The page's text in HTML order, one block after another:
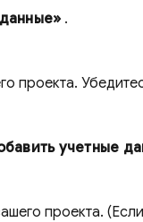
.
проекта.
учетные
проекта.